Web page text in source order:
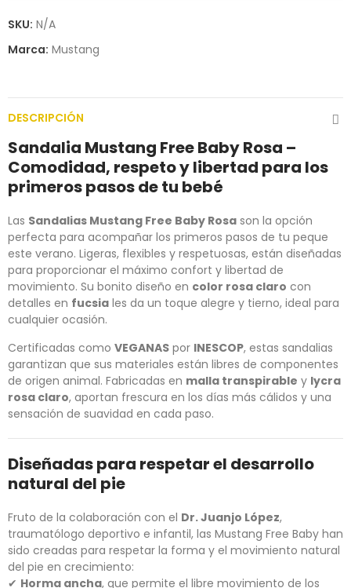
SKU: N/A
Marca: Mustang
DESCRIPCIÓN
Sandalia Mustang Free Baby Rosa –
Comodidad, respeto y libertad para los
primeros pasos de tu bebé
Las Sandalias Mustang Free Baby Rosa son la opción
perfecta para acompañar los primeros pasos de tu peque
este verano. Ligeras, flexibles y respetuosas, están diseñadas
para proporcionar el máximo confort y libertad de
movimiento. Su bonito diseño en color rosa claro con
detalles en fucsia les da un toque alegre y tierno, ideal para
cualquier ocasión.
Certificadas como VEGANAS por INESCOP, estas sandalias
garantizan que sus materiales están libres de componentes
de origen animal. Fabricadas en malla transpirable y lycra
rosa claro, aportan frescura en los días más cálidos y una
sensación de suavidad en cada paso.
Diseñadas para respetar el desarrollo
natural del pie
Fruto de la colaboración con el Dr. Juanjo López,
traumatólogo deportivo e infantil, las Mustang Free Baby han
sido creadas para respetar la forma y el movimiento natural
del pie en crecimiento:
✔ Horma ancha, que permite el libre movimiento de los